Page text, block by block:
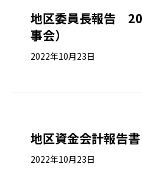
地区委員長報告
事会）
2022年10月23日
地区資金会計報告
2022年10月23日